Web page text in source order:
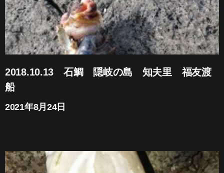
2018.10.13 石鯛 隠岐の島 知夫里 福友渡
船
2021年8月24日